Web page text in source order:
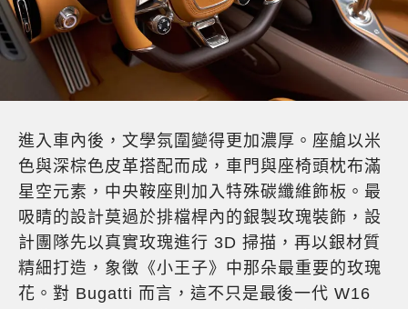
進入車內後，文學氛圍變得更加濃厚。座艙以米
色與深棕色皮革搭配而成，車門與座椅頭枕布滿
星空元素，中央鞍座則加入特殊碳纖維飾板。最
吸睛的設計莫過於排檔桿內的銀製玫瑰裝飾，設
計團隊先以真實玫瑰進行 3D 掃描，再以銀材質
精細打造，象徵《小王子》中那朵最重要的玫瑰
花。對 Bugatti 而言，這不只是最後一代 W16